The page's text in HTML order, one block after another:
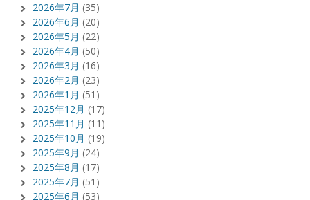
2026年7月 (35)
2026年6月 (20)
2026年5月 (22)
2026年4月 (50)
2026年3月 (16)
2026年2月 (23)
2026年1月 (51)
2025年12月 (17)
2025年11月 (11)
2025年10月 (19)
2025年9月 (24)
2025年8月 (17)
2025年7月 (51)
2025年6月 (53)